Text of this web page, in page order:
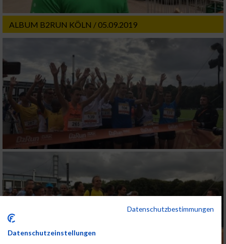
ALBUM B2RUN KÖLN / 05.09.2019
Datenschutzbestimmungen
Datenschutzeinstellungen